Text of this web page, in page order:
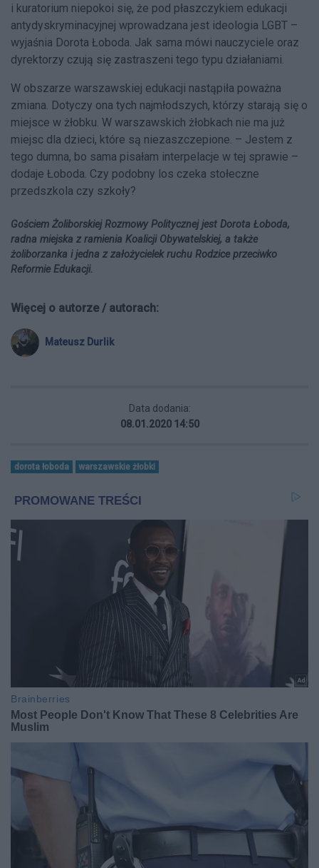
i kuratorium niepokoi się, że pod płaszczykiem edukacji
antydyskryminacyjnej wprowadzana jest ideologia LGBT –
wyjaśnia Dorota Łoboda. Jak sama mówi nauczyciele oraz
dyrektorzy czują się zastraszeni tego typu działaniami.
W obszarze warszawskiej edukacji nastąpiła poważna
zmiana. Dotyczy ona tych najmłodszych, którzy starają się o
miejsce w żłobku. W warszawskich żłobkach nie ma już
miejsc dla dzieci, które są niezaszczepione. – Jestem z
tego dumna, bo sama pisałam interpelacje w tej sprawie –
dodaje Łoboda. Czy podobny los czeka stołeczne
przedszkola czy szkoły?
Gościem Żoliborskiej Rozmowy Politycznej jest Dorota Łoboda,
radna miejska z ramienia Koalicji Obywatelskiej, a także
żoliborzanka i jedna z założycielek ruchu Rodzice przeciwko
Reformie Edukacji.
Więcej o autorze / autorach:
Mateusz Durlik
Data dodania:
08.01.2020 14:50
dorota łoboda warszawskie żłobki